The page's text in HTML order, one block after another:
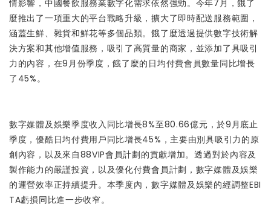
情影響，中國餐飲服務業數字化需求依然強勁。今年7月，餓了
麼推出了一項重大的平台戰略升級，擴大了即時配送服務範圍，
涵蓋生鮮、雜貨和鮮花等多個品類。餓了麼透過提供數字技術解
決方案和其他增值服務，吸引了高質量的商家，並添加了具吸引
力的內容，在9月份季度，餓了麼的日均付費會員數量同比增長
了45%。
數字媒體及娛樂季度收入同比增長8%至80.66億元，於9月底止
季度，優酷日均付費用戶同比增長45%，主要由別具吸引力的原
創內容，以及來自88VIP會員計劃的貢獻增加。透過對於內容及
製作能力的嚴謹投資，以及優化付費會員計劃，數字媒體及娛樂
的運營效率正持續提升。本季度內，數字媒體及娛樂的經調整EBI
TA虧損同比進一步收窄。